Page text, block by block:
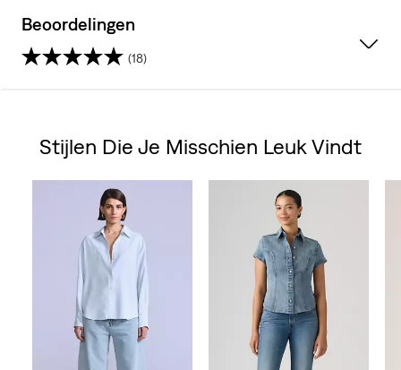
Beoordelingen
(18)
de
beoordelingen
Stijlen Die Je Misschien Leuk Vindt